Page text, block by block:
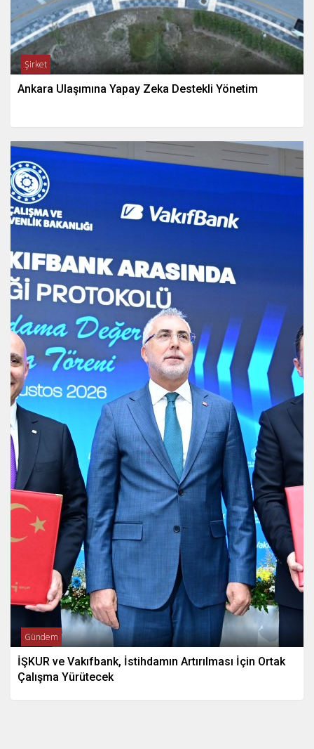
Şirket
Ankara Ulaşımına Yapay Zeka Destekli Yönetim
Gündem
İŞKUR ve Vakıfbank, İstihdamın Artırılması İçin Ortak
Çalışma Yürütecek